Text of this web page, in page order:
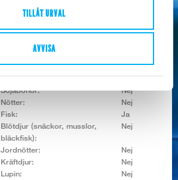
TILLÅT URVAL
AVVISA
Protein:
Spannmål som innehåller gluten:
Mjölk och mjölkprod. (inkl.
laktos):
Ägg:
Nej
Sojabönor:
Nej
Nötter:
Nej
Fisk:
Ja
Blötdjur (snäckor, musslor,
bläckfisk):
Nej
Jordnötter:
Nej
Kräftdjur:
Nej
Lupin:
Nej